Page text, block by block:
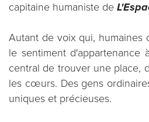
capitaine humaniste de
Autant de voix qui, humaines
le sentiment d'appartenance
central de trouver une place,
les cœurs. Des gens
uniques et précieuses.